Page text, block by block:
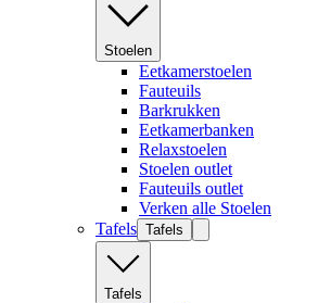
Stoelen
Eetkamerstoelen
Fauteuils
Barkrukken
Eetkamerbanken
Relaxstoelen
Stoelen outlet
Fauteuils outlet
Verken alle Stoelen
Tafels Tafels
Tafels